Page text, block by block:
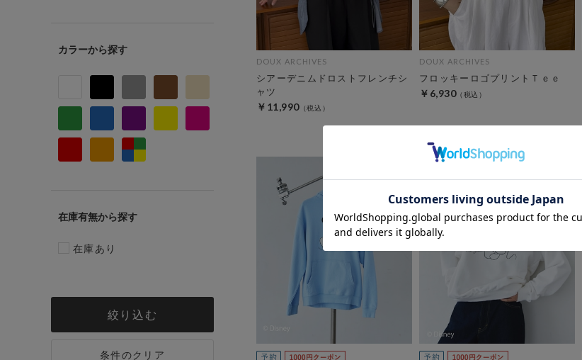
カラー
在庫有無
在庫あり
絞り込む
条件のクリア
DOUX ARCHIVES
シアーデニムドロストフレンチシ
ャツ
￥11,990
DOUX ARCHIVES
フロッキーロゴプリントＴｅｅ
￥6,930